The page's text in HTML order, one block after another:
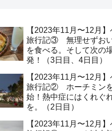
【2023年11月〜12月
旅行記③ 無理せずお
を食べる。そして次の
発！（3日目、4日目）
【2023年11月〜12月
旅行記② ホーチミン
始！熱中症にはくれぐ
を。（2日目）
【2023年11月〜12月